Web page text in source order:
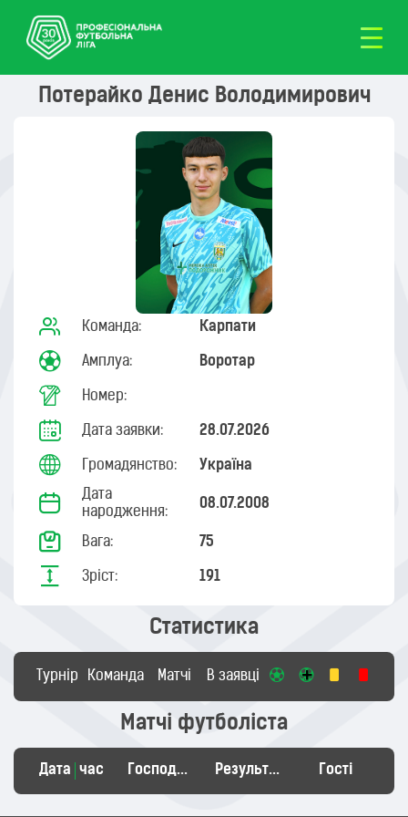
Потерайко Денис Володимирович
Команда: Карпати
Амплуа: Воротар
Номер:
Дата заявки: 28.07.2026
Громадянство: Україна
Дата
народження:
08.07.2008
Вага: 75
Зріст: 191
Статистика
Турнір Команда Матчі В заявці
Матчі футболіста
Дата час Господарі Результат Гості